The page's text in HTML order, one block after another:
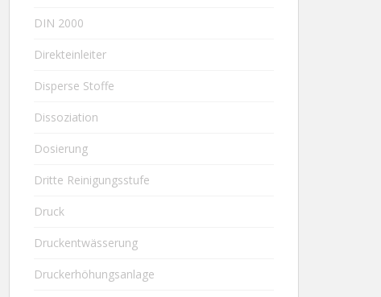
DIN 2000
Direkteinleiter
Disperse Stoffe
Dissoziation
Dosierung
Dritte Reinigungsstufe
Druck
Druckentwässerung
Druckerhöhungsanlage